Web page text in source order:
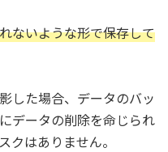
ないような形で保存して
した場合、データのバッ
データの削除を命じられ
クはありません。